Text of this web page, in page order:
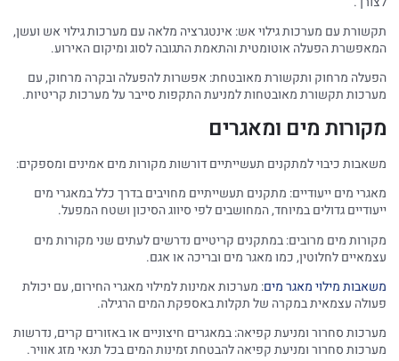
תקשורת עם מערכות גילוי אש: אינטגרציה מלאה עם מערכות גילוי אש ועשן,
המאפשרת הפעלה אוטומטית והתאמת התגובה לסוג ומיקום האירוע.
הפעלה מרחוק ותקשורת מאובטחת: אפשרות להפעלה ובקרה מרחוק, עם
מערכות תקשורת מאובטחות למניעת התקפות סייבר על מערכות קריטיות.
מקורות מים ומאגרים
משאבות כיבוי למתקנים תעשייתיים דורשות מקורות מים אמינים ומספקים:
מאגרי מים ייעודיים: מתקנים תעשייתיים מחויבים בדרך כלל במאגרי מים
ייעודיים גדולים במיוחד, המחושבים לפי סיווג הסיכון ושטח המפעל.
מקורות מים מרובים: במתקנים קריטיים נדרשים לעתים שני מקורות מים
עצמאיים לחלוטין, כמו מאגר מים ובריכה או אגם.
משאבות מילוי מאגר מים: מערכות אמינות למילוי מאגרי החירום, עם יכולת
פעולה עצמאית במקרה של תקלות באספקת המים הרגילה.
מערכות סחרור ומניעת קפיאה: במאגרים חיצוניים או באזורים קרים, נדרשות
מערכות סחרור ומניעת קפיאה להבטחת זמינות המים בכל תנאי מזג אוויר.